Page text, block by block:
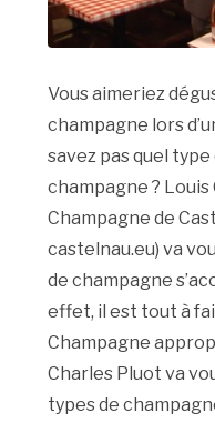
Vous aimeriez
champagne lors
savez pas quel
champagne ? Louis
Champagne de
castelnau.eu) va
de champagne
effet, il est tout à
Champagne
Charles Pluot va
types de